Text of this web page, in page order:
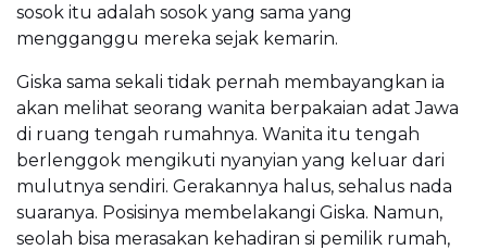
sosok itu adalah sosok yang sama yang
mengganggu mereka sejak kemarin.
Giska sama sekali tidak pernah membayangkan ia
akan melihat seorang wanita berpakaian adat Jawa
di ruang tengah rumahnya. Wanita itu tengah
berlenggok mengikuti nyanyian yang keluar dari
mulutnya sendiri. Gerakannya halus, sehalus nada
suaranya. Posisinya membelakangi Giska. Namun,
seolah bisa merasakan kehadiran si pemilik rumah,